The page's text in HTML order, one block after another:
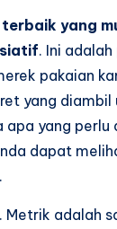
yang
. Ini
pakaian
yang
yang
dapat
. Metrik adalah